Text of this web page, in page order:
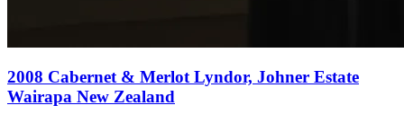
2008 Cabernet & Merlot Lyndor, Johner Estate
Wairapa New Zealand